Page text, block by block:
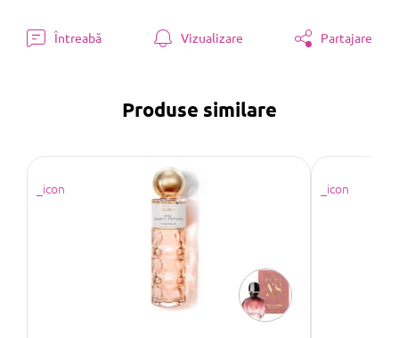
Întreabă Vizualizare Partajare
Produse similare